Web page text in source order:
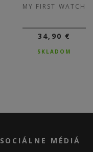
MY FIRST WATCH
34,90 €
SKLADOM
SOCIÁLNE MÉDIÁ